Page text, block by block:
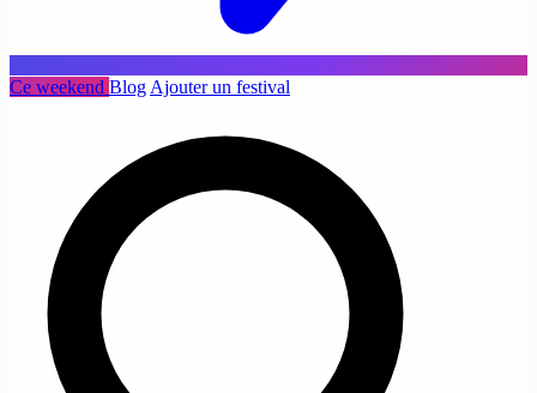
Ce weekend Blog Ajouter un festival